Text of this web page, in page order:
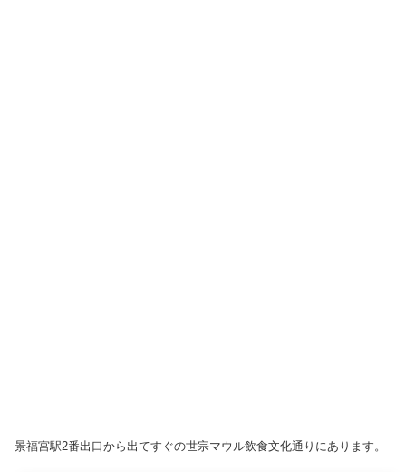
景福宮駅2番出口から出てすぐの世宗マウル飲食文化通りにあります。